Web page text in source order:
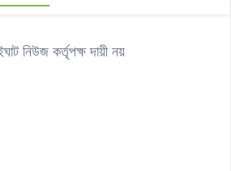
নিউজ কর্তৃপক্ষ দায়ী নয়